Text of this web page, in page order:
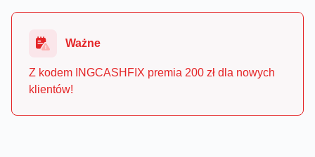
Ważne
Z kodem INGCASHFIX premia 200 zł dla nowych
klientów!